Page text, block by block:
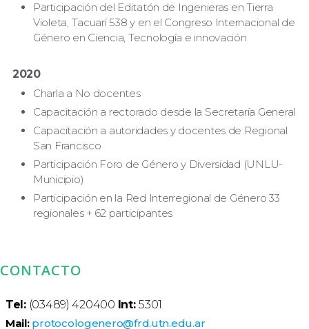
Participación del Editatón de Ingenieras en Tierra
Violeta, Tacuarí 538 y en el Congreso Internacional de
Género en Ciencia, Tecnología e innovación
2020
Charla a No docentes
Capacitación a rectorado desde la Secretaría General
Capacitación a autoridades y docentes de Regional
San Francisco
Participación Foro de Género y Diversidad (UNLU-
Municipio)
Participación en la Red Interregional de Género 33
regionales + 62 participantes
CONTACTO
Tel:(03489) 420400 Int:5301
Mail: protocologenero@frd.utn.edu.ar